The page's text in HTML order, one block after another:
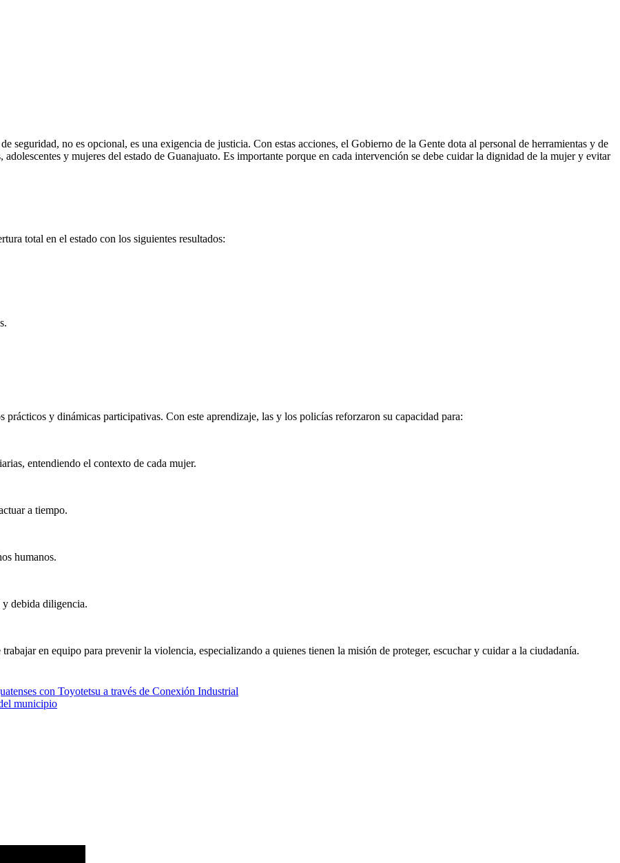
seguridad, no es opcional, es una exigencia de justicia. Con estas acciones, el Gobierno de la Gente dota al personal de herramientas y de
y mujeres del estado de Guanajuato. Es importante porque en cada intervención se debe cuidar la dignidad de la mujer y evitar
total en el estado con los siguientes resultados:
.
y dinámicas participativas. Con este aprendizaje, las y los policías reforzaron su capacidad para:
entendiendo el contexto de cada mujer.
a tiempo.
humanos.
debida diligencia.
en equipo para prevenir la violencia, especializando a quienes tienen la misión de proteger, escuchar y cuidar a la ciudadanía.
con Toyotetsu a través de Conexión Industrial
municipio